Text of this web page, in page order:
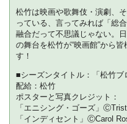
本
き
松竹は映画や歌舞伎・演劇、
っている、言ってみれば「総
融合だって不思議じゃない。
の舞台を松竹が“映画館”から
す！
■シーズンタイトル：「松竹ブ
配給：松竹
ポスターと写真クレジット：
「エニシング・ゴーズ」
「インディセント」ⒸCarol